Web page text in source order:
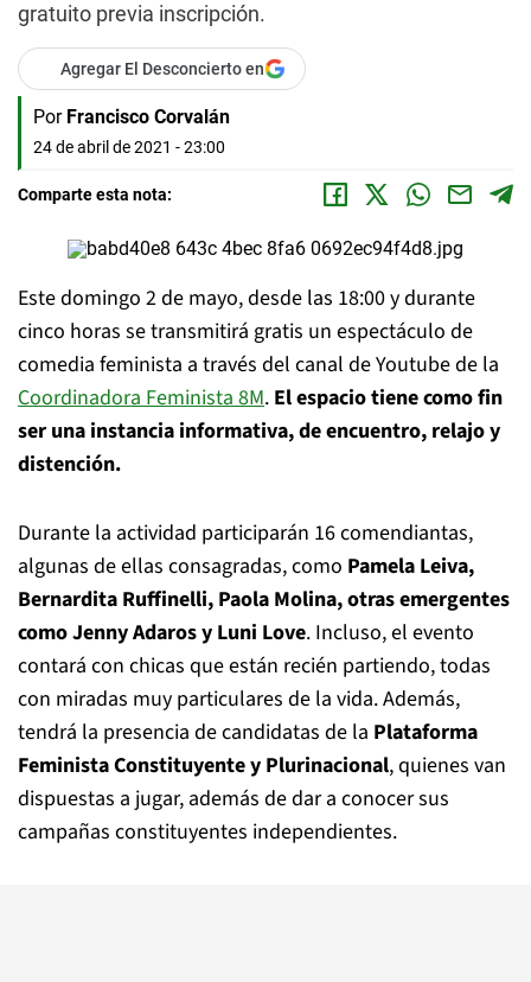
gratuito previa inscripción.
Agregar El Desconcierto en
Por Francisco Corvalán
24 de abril de 2021 - 23:00
Comparte esta nota:
Este domingo 2 de mayo, desde las 18:00 y durante
cinco horas se transmitirá gratis un espectáculo de
comedia feminista a través del canal de Youtube de la
CoordinadoraFeminista 8M. El espacio tiene como fin
ser una instancia informativa, de encuentro, relajo y
distención.
Durante la actividad participarán 16 comendiantas,
algunas de ellas consagradas, como Pamela Leiva,
Bernardita Ruffinelli, Paola Molina, otras emergentes
como Jenny Adaros y Luni Love. Incluso, el evento
contará con chicas que están recién partiendo, todas
con miradas muy particulares de la vida. Además,
tendrá la presencia de candidatas de la Plataforma
FeministaConstituyente y Plurinacional,quienes van
dispuestas a jugar, además de dar a conocersus
campañas constituyentes independientes.